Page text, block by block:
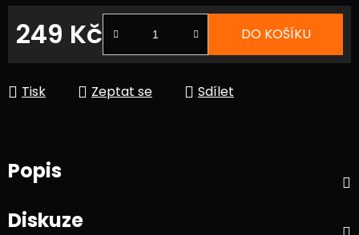
249 Kč
Měrná cena:
DO KOŠÍKU
Tisk Zeptat se Sdílet
Popis
Diskuze